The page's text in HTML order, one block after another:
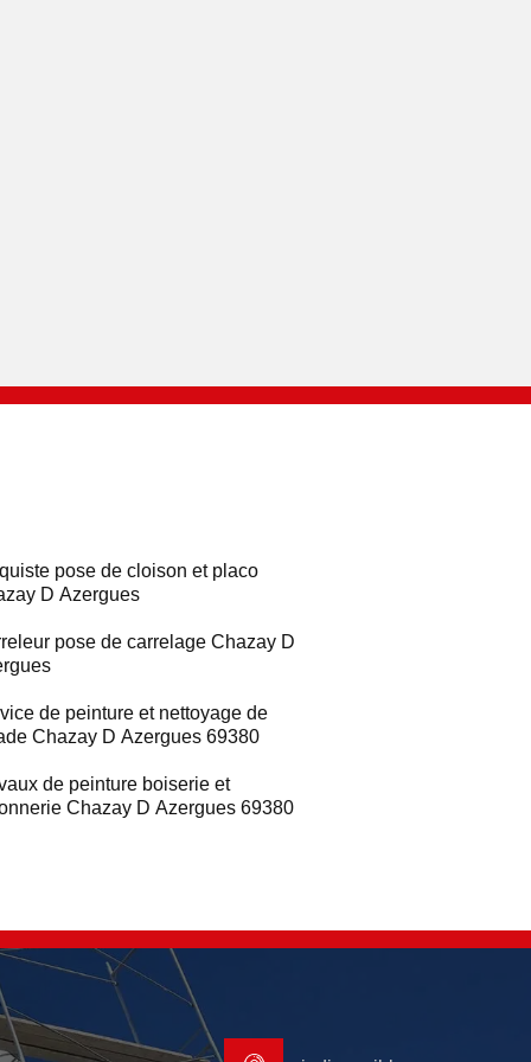
pose de cloison et placo
D Azergues
pose de carrelage Chazay D
de peinture et nettoyage de
Chazay D Azergues 69380
de peinture boiserie et
Chazay D Azergues 69380